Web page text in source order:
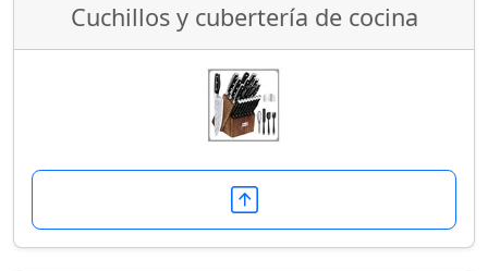
Cuchillos y cubertería de cocina